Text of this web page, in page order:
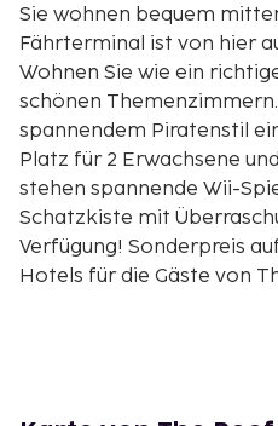
Sie wohnen bequem
Fährterminal ist von hier
Wohnen Sie wie ein
schönen
spannendem Piratenstil
Platz für 2 Erwachsene
stehen spannende Wii-
Schatzkiste mit
Verfügung! Sonderpreis auf die Parkplätze des
Hotels für die Gäste von